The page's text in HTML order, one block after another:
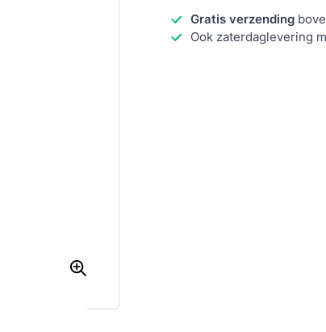
Gratis verzending
Ook zaterdaglevering